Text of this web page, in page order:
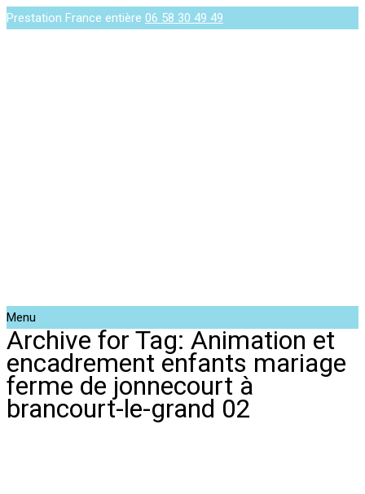
Prestation France entière 06 58 30 49 49
Menu
Archive for Tag: Animation et
encadrement enfants mariage
ferme de jonnecourt à
brancourt-le-grand 02